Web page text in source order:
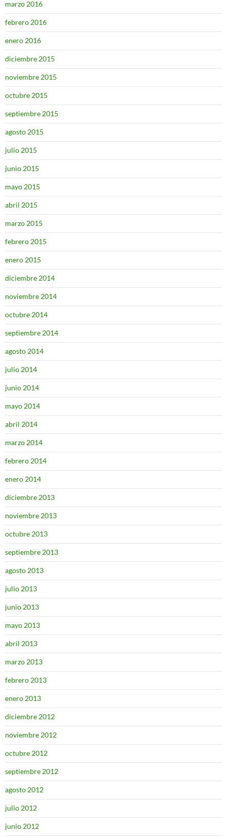
marzo 2016
febrero 2016
enero 2016
diciembre 2015
noviembre 2015
octubre 2015
septiembre 2015
agosto 2015
julio 2015
junio 2015
mayo 2015
abril 2015
marzo 2015
febrero 2015
enero 2015
diciembre 2014
noviembre 2014
octubre 2014
septiembre 2014
agosto 2014
julio 2014
junio 2014
mayo 2014
abril 2014
marzo 2014
febrero 2014
enero 2014
diciembre 2013
noviembre 2013
octubre 2013
septiembre 2013
agosto 2013
julio 2013
junio 2013
mayo 2013
abril 2013
marzo 2013
febrero 2013
enero 2013
diciembre 2012
noviembre 2012
octubre 2012
septiembre 2012
agosto 2012
julio 2012
junio 2012